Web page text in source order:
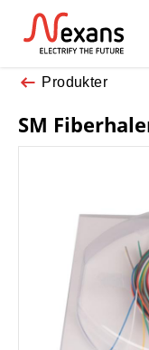
Produkter
SM